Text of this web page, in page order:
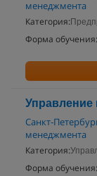
менеджмента
Категория:
Форма обучения:
Управление
Санкт-
менеджмента
Категория:
Форма обучения: